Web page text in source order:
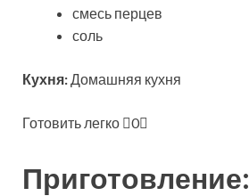
смесь перцев
соль
Кухня: Домашняя кухня
Готовить легко 0
Приготовление: